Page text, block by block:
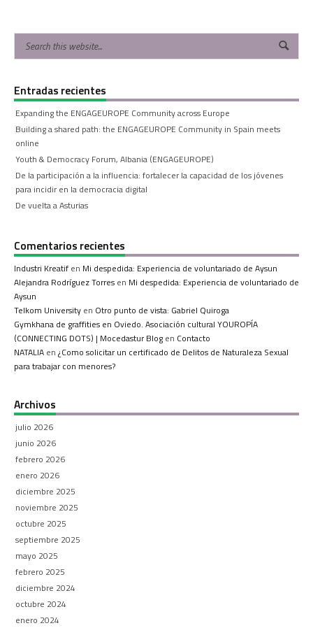
Entradas recientes
Expanding the ENGAGEUROPE Community across Europe
Building a shared path: the ENGAGEUROPE Community in Spain meets
online
Youth & Democracy Forum, Albania (ENGAGEUROPE)
De la participación a la influencia: fortalecer la capacidad de los jóvenes
para incidir en la democracia digital
De vuelta a Asturias
Comentarios recientes
Industri Kreatif en Mi despedida: Experiencia de voluntariado de Aysun
Alejandra Rodríguez Torres en Mi despedida: Experiencia de voluntariado de
Aysun
Telkom University en Otro punto de vista: Gabriel Quiroga
Gymkhana de graffities en Oviedo. Asociación cultural YOUROPÍA
(CONNECTING DOTS) | Mocedastur Blog en Contacto
NATALIA en ¿Como solicitar un certificado de Delitos de Naturaleza Sexual
para trabajar con menores?
Archivos
julio 2026
junio 2026
febrero 2026
enero 2026
diciembre 2025
noviembre 2025
octubre 2025
septiembre 2025
mayo 2025
febrero 2025
diciembre 2024
octubre 2024
enero 2024